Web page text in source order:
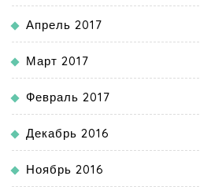
Апрель 2017
Март 2017
Февраль 2017
Декабрь 2016
Ноябрь 2016